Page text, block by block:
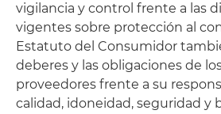
vigilancia y control frente a las
vigentes sobre protección al
Estatuto del Consumidor
deberes y las obligaciones de
proveedores frente a su
calidad, idoneidad, seguridad y